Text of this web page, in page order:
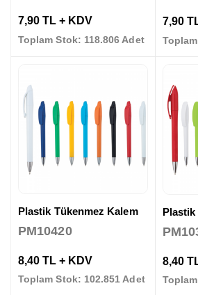
7,90 TL + KDV
Toplam Stok: 118.806 Adet
7,90
Plastik Tükenmez Kalem
PM10420
8,40 TL + KDV
Toplam Stok: 102.851 Adet
Plastik
8,40